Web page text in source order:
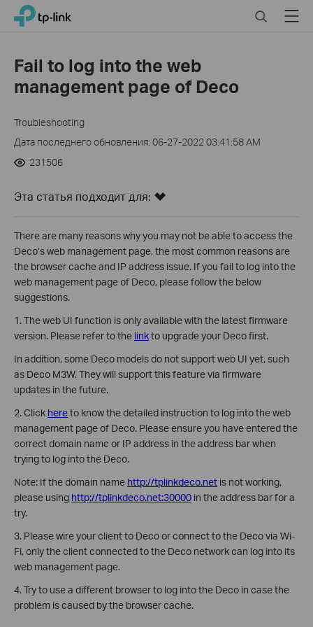
Click
navigation
TP-Link, Reliably Smart SearchMenu
Fail to log into the web
management page of Deco
Troubleshooting
Дата последнего обновления: 06-27-2022 03:41:58 AM
231506
Эта статья подходит для:
There are many reasons why you may not be able to access the
Deco’s web management page, the most common reasons are
the browser cache and IP address issue. If you fail to log into the
web management page of Deco, please follow the below
suggestions.
1. The web UI function is only available with the latest firmware
version. Please refer to the linkto upgrade your Deco first.
In addition, some Deco models do not support web UI yet, such
as Deco M3W. They will support this feature via firmware
updates in the future.
2. Click hereto know the detailed instruction to log into the web
management page of Deco. Please ensure you have entered the
correct domain name or IP address in the address bar when
trying to log into the Deco.
Note: If the domain name http://tplinkdeco.net is not working,
please using http://tplinkdeco.net:30000 in the address bar for a
try.
3. Please wire your client to Deco or connect to the Deco via Wi-
Fi, only the client connected to the Deco network can log into its
web management page.
4. Try to use a different browser to log into the Deco in case the
problem is caused by the browser cache.